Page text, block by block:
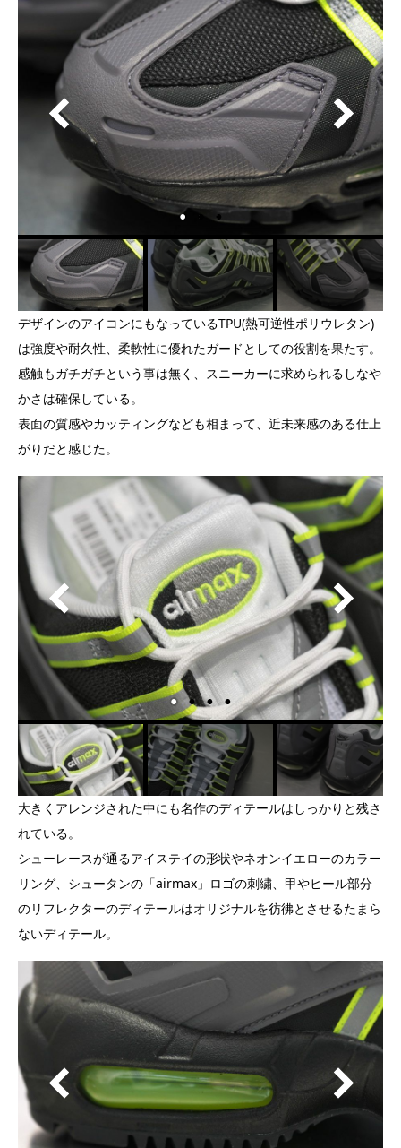
デザインのアイコンにもなっているTPU(熱可逆性ポリウレタン)
は強度や耐久性、柔軟性に優れたガードとしての役割を果たす。
感触もガチガチという事は無く、スニーカーに求められるしなや
かさは確保している。
表面の質感やカッティングなども相まって、近未来感のある仕上
がりだと感じた。
大きくアレンジされた中にも名作のディテールはしっかりと残さ
れている。
シューレースが通るアイステイの形状やネオンイエローのカラー
リング、シュータンの「airmax」ロゴの刺繍、甲やヒール部分
のリフレクターのディテールはオリジナルを彷彿とさせるたまら
ないディテール。